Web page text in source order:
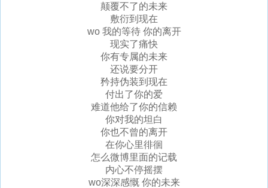
颠覆不了的未来
敷衍到现在
wo 我的等待 你的离开
现实了痛快
你有专属的未来
还说要分开
矜持伪装到现在
付出了你的爱
难道他给了你的信赖
你对我的坦白
你也不曾的离开
在你心里徘徊
怎么微博里面的记载
内心不停摇摆
wo深深感慨 你的未来